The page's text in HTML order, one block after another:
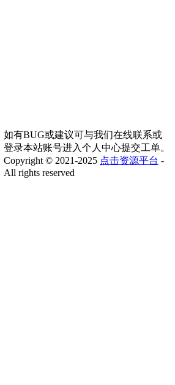
如有BUG或建议可与我们在线联系或
登录本站账号进入个人中心提交工单。
Copyright © 2021-2025 点击资源平台 -
All rights reserved